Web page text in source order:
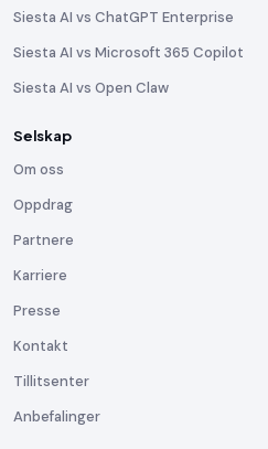
Siesta AI vs ChatGPT Enterprise
Siesta AI vs Microsoft 365 Copilot
Siesta AI vs Open Claw
Selskap
Om oss
Oppdrag
Partnere
Karriere
Presse
Kontakt
Tillitsenter
Anbefalinger